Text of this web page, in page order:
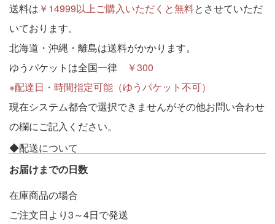
送料は ￥14999以上ご購入いただくと無料とさせていただ
いております。
北海道・沖縄・離島は送料がかかります。
ゆうパケットは全国一律
￥300
※配達日・時間指定可能（ゆうパケット不可）
現在システム都合で選択できませんがその他お問い合わせ
の欄にご記入ください。
◆配送について
お届けまでの日数
在庫商品の場合
ご注文日より3～4日で発送